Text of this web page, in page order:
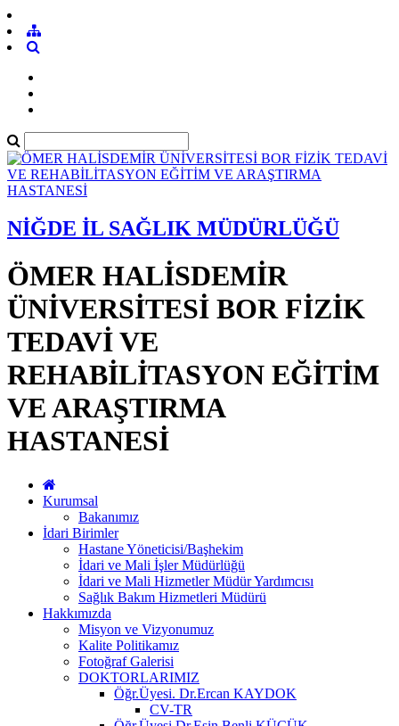
NİĞDE İL SAĞLIK MÜDÜRLÜĞÜ
ÖMER HALİSDEMİR
ÜNİVERSİTESİ BOR FİZİK
TEDAVİ VE
REHABİLİTASYON EĞİTİM
VE ARAŞTIRMA
HASTANESİ
Kurumsal
Bakanımız
İdari Birimler
Hastane Yöneticisi/Başhekim
İdari ve Mali İşler Müdürlüğü
İdari ve Mali Hizmetler Müdür Yardımcısı
Sağlık Bakım Hizmetleri Müdürü
Hakkımızda
Misyon ve Vizyonumuz
Kalite Politikamız
Fotoğraf Galerisi
DOKTORLARIMIZ
Öğr.Üyesi. Dr.Ercan KAYDOK
CV-TR